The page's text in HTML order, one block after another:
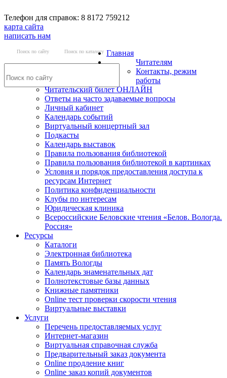
Телефон для справок: 8 8172 759212
карта сайта
написать нам
Поиск по сайту Поиск по каталогу Главная
Читателям
Контакты, режим
работы
Читательский билет ОНЛАЙН
Ответы на часто задаваемые вопросы
Личный кабинет
Календарь событий
Виртуальный концертный зал
Подкасты
Календарь выставок
Правила пользования библиотекой
Правила пользования библиотекой в картинках
Условия и порядок предоставления доступа к
ресурсам Интернет
Политика конфиденциальности
Клубы по интересам
Юридическая клиника
Всероссийские Беловские чтения «Белов. Вологда.
Россия»
Ресурсы
Каталоги
Электронная библиотека
Память Вологды
Календарь знаменательных дат
Полнотекстовые базы данных
Книжные памятники
Online тест проверки скорости чтения
Виртуальные выставки
Услуги
Перечень предоставляемых услуг
Интернет-магазин
Виртуальная справочная служба
Предварительный заказ документа
Online продление книг
Online заказ копий документов